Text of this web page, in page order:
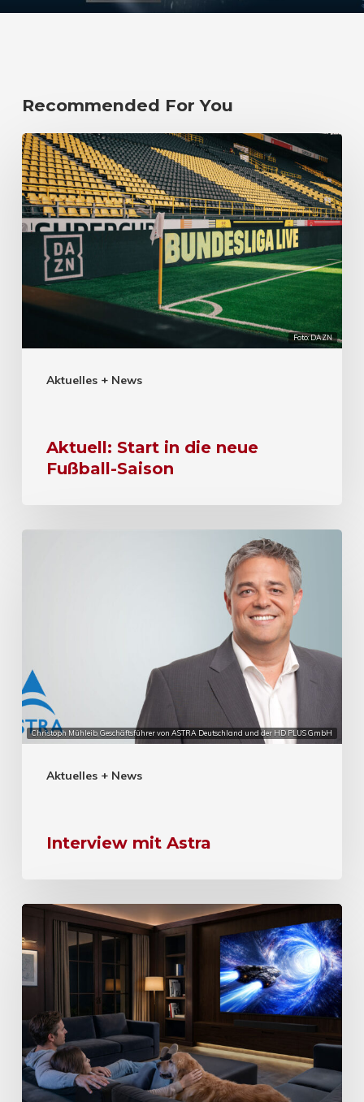
Recommended For You
Foto: DAZN
Aktuelles + News
Aktuell: Start in die neue
Fußball-Saison
Christoph Mühleib, Geschäftsführer von ASTRA Deutschland und der HD PLUS GmbH
Aktuelles + News
Interview mit Astra